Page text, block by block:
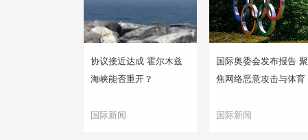
协议接近达成 霍尔木兹
海峡能否重开？
国际新闻
国际奥委会发布报告 聚
焦网络恶意攻击与体育
国际新闻